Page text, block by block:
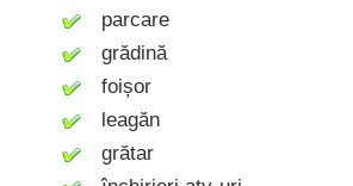
parcare
grădină
foișor
leagăn
grătar